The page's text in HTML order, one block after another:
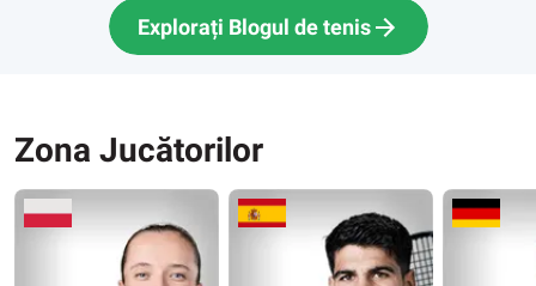
Explorați Blogul de tenis
Zona Jucătorilor